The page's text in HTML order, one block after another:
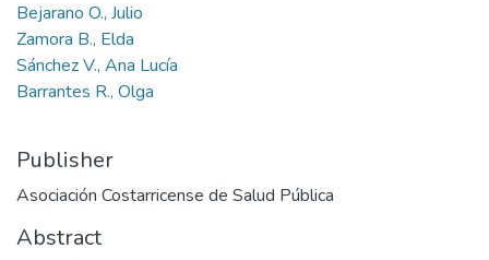
Bejarano O., Julio
Zamora B., Elda
Sánchez V., Ana Lucía
Barrantes R., Olga
Publisher
Asociación Costarricense de Salud Pública
Abstract